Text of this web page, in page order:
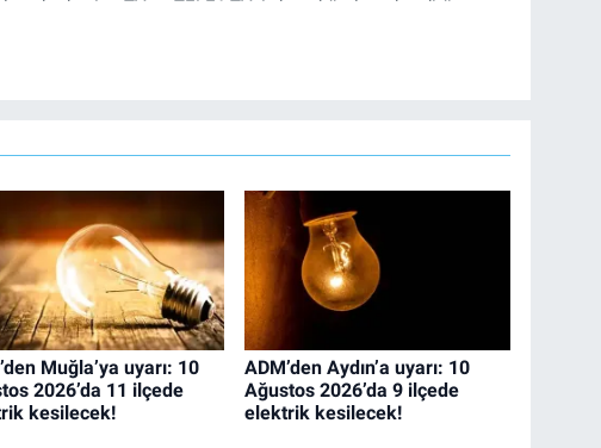
kadar Artı TV ve TELE1 TV Ankara bürolarında editör ve
Muğla’ya uyarı: 10
2026’da 11 ilçede
kesilecek!
ADM’den Aydın’a uyarı: 10
Ağustos 2026’da 9 ilçede
elektrik kesilecek!